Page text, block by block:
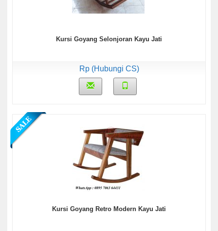
Kursi Goyang Selonjoran Kayu Jati
Rp (Hubungi CS)
Kursi Goyang Retro Modern Kayu Jati